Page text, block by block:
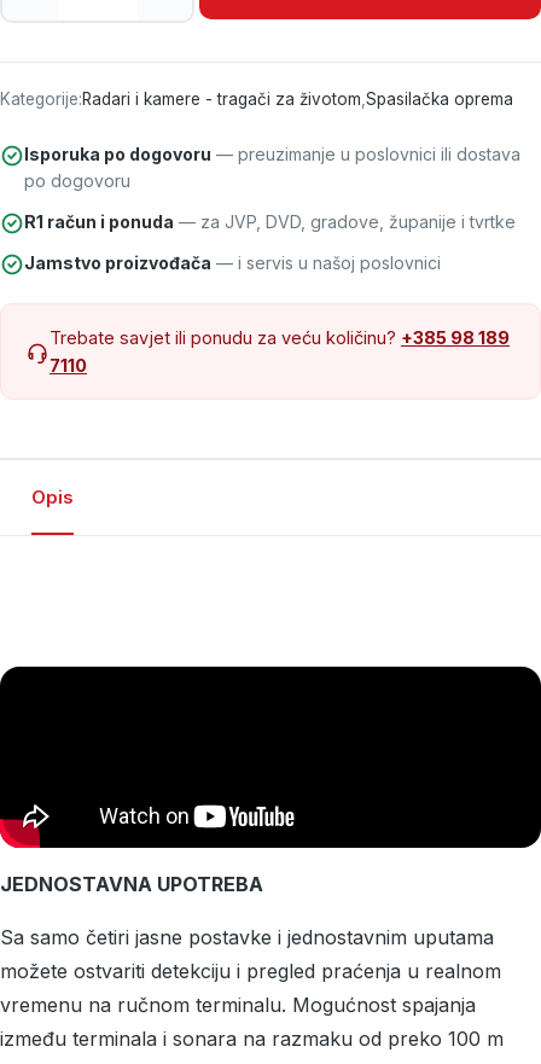
Kategorije:Radari i kamere - tragači za životom,Spasilačka oprema
Isporuka po dogovoru — preuzimanje u poslovnici ili dostava
po dogovoru
R1 račun i ponuda — za JVP, DVD, gradove, županije i tvrtke
Jamstvo proizvođača — i servis u našoj poslovnici
Trebate savjet ili ponudu za veću količinu? +385 98 189
7110
Opis
JEDNOSTAVNA UPOTREBA
Sa samo četiri jasne postavke i jednostavnim uputama
možete ostvariti detekciju i pregled praćenja u realnom
vremenu na ručnom terminalu. Mogućnost spajanja
između terminala i sonara na razmaku od preko 100 m